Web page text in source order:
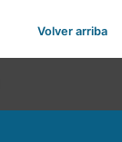
Volver arriba